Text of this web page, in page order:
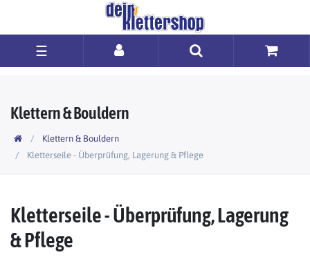
☰
Klettern & Bouldern
Klettern & Bouldern
Kletterseile - Überprüfung, Lagerung & Pflege
Kletterseile - Überprüfung, Lagerung
& Pflege